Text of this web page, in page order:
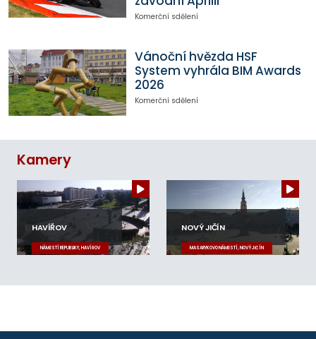
Komerční sdělení
Vánoční hvězda HSF
System vyhrála BIM Awards
2026
Komerční sdělení
Kamery
HAVÍŘOV
NÁMĚSTÍ REPUBLIKY, HAVÍŘOV
NOVÝ JIČÍN
MASARYKOVO NÁMĚSTÍ, NOVÝ JIČÍN